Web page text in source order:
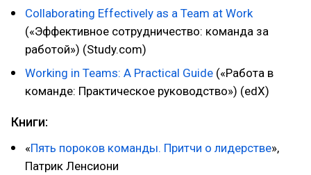
Collaborating Effectively as a Team at Work
(«Эффективное сотрудничество: команда за
работой») (Study.com)
Working in Teams: A Practical Guide («Работа в
команде: Практическое руководство») (edX)
Книги:
«Пять пороков команды. Притчи о лидерстве»,
Патрик Ленсиони